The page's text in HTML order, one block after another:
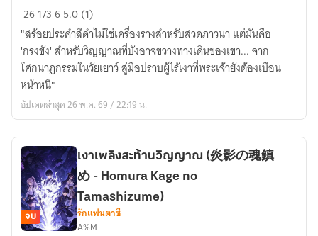
อาคม
นิล
กาฬ
บันทึก
ล่า
ชิ
กิ
2617365.0 (1)
"สร้อยประคำสีดำไม่ใช่เครื่องรางสำหรับสวดภาวนา แต่มันคือ
'กรงขัง' สำหรับวิญญาณที่บังอาจขวางทางเดินของเขา... จาก
โศกนาฏกรรมในวัยเยาว์ สู่มือปราบผู้ไร้เงาที่พระเจ้ายังต้องเบือน
หน้าหนี"
อัปเดตล่าสุด 26 พ.ค. 69 / 22:19 น.
จบ
เงาเพลิงสะท้านวิญญาณ (炎影の魂鎮
め - Homura Kage no
Tamashizume)
รักแฟนตาซี
A%M